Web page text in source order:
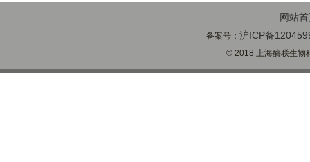
网站
备案号：沪ICP备
© 2018 上海酶联生物